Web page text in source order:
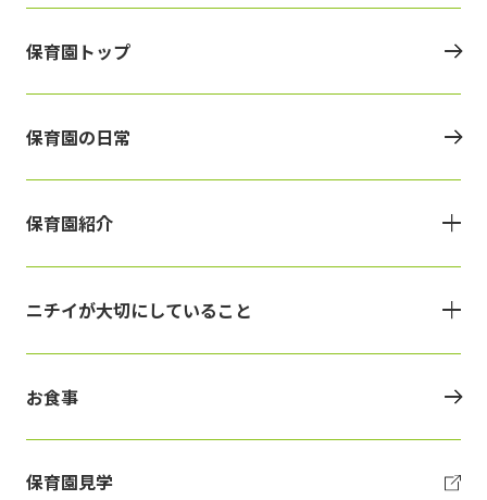
保育園に関するお問い合わせ
保育園トップ
保育園の日常
保育園紹介
ニチイが大切にしていること
お食事
保育園見学